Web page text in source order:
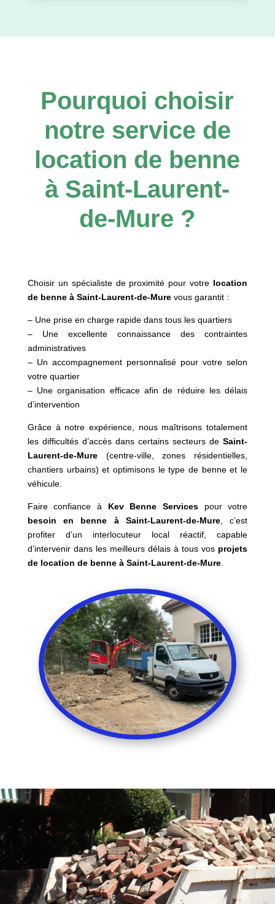
Pourquoi choisir
notre service de
location de benne
à Saint-Laurent-
de-Mure ?
Choisir un spécialiste de proximité pour votre location
de benne à Saint-Laurent-de-Murevous garantit :
– Une prise en charge rapide dans tous les quartiers
– Une excellente connaissance des contraintes
administratives
– Un accompagnement personnalisé pour votre selon
votre quartier
– Une organisation efficace afin de réduire les délais
d’intervention
Grâce à notre expérience, nous maîtrisons totalement
les difficultés d’accès dans certains secteurs deSaint-
Laurent-de-Mure(centre-ville, zones résidentielles,
chantiers urbains) et optimisons le type de benne et le
véhicule.
Faire confiance à Kev Benne Servicespour votre
besoin en benne à Saint-Laurent-de-Mure, c’est
profiter d’un interlocuteur local réactif, capable
d’intervenir dans les meilleurs délais à tous vos projets
de location de benne à Saint-Laurent-de-Mure.